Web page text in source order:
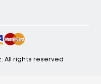
All rights reserved